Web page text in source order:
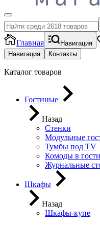
Главная Навигация
Навигация Контакты
Каталог товаров
Гостиные
Назад
Стенки
Модульные
Тумбы под ТV
Комоды в
Журнальные
Шкафы
Назад
Шкафы-купе